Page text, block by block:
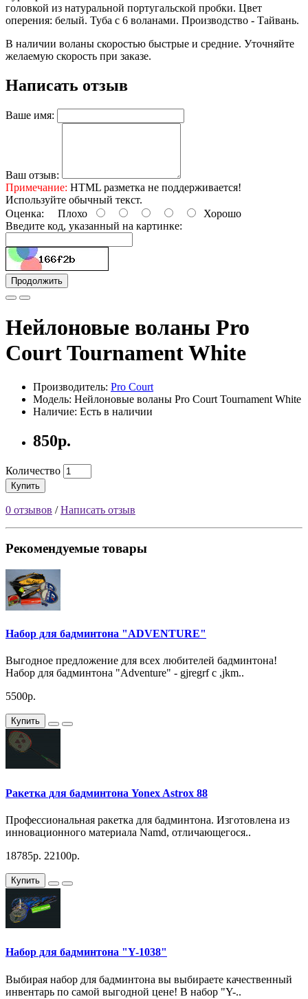
головкой из натуральной португальской пробки. Цвет
оперения: белый. Туба с 6 воланами. Производство - Тайвань.
В наличии воланы скоростью быстрые и средние. Уточняйте
желаемую скорость при заказе.
Написать отзыв
Ваше имя:
Ваш отзыв:
Примечание: HTML разметка не поддерживается!
Используйте обычный текст.
Оценка: Плохо
Хорошо
Введите код, указанный на картинке:
Продолжить
Нейлоновые воланы Pro
Court Tournament White
Производитель: Pro Court
Модель: Нейлоновые воланы Pro Court Tournament White
Наличие: Есть в наличии
850р.
Количество
Купить
0 отзывов /Написать отзыв
Рекомендуемые товары
Набор для бадминтона "ADVENTURE"
Выгодное предложение для всех любителей бадминтона!
Набор для бадминтона "Adventure" - gjregrf c ,jkm..
5500р.
Купить
Ракетка для бадминтона Yonex Astrox 88
Профессиональная ракетка для бадминтона. Изготовлена из
инновационного материала Namd, отличающегося..
18785р. 22100р.
Купить
Набор для бадминтона "Y-1038"
Выбирая набор для бадминтона вы выбираете качественный
инвентарь по самой выгодной цене! В набор "Y-..